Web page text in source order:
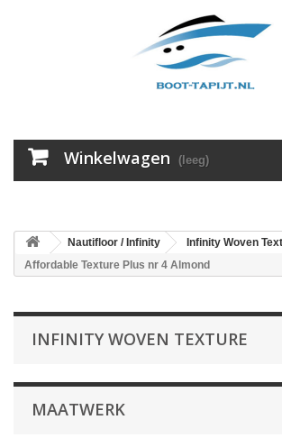
Winkelwagen (leeg)
Nautifloor / Infinity Infinity Woven
Affordable Texture Plus nr 4 Almond
INFINITY WOVEN TEXTURE
MAATWERK